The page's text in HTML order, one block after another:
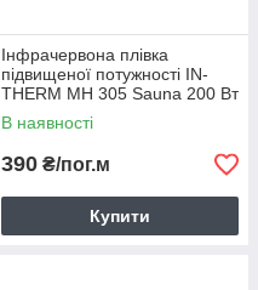
Інфрачервона плівка
підвищеної потужності IN-
THERM MH 305 Sauna 200 Вт
/ 50 см / 400 Вт/м2 / 65°C
max
В наявності
390 ₴/пог.м
Купити